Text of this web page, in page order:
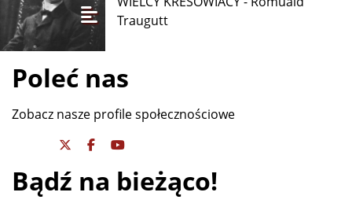
Traugutt
Poleć nas
Zobacz nasze profile społecznościowe
Bądź na bieżąco!